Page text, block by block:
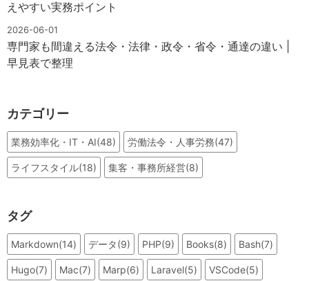
えやすい実務ポイント
2026-06-01
専門家も間違える法令・法律・政令・省令・通達の違い |
早見表で整理
カテゴリー
業務効率化・IT・AI(48) 労働法令・人事労務(47)
ライフスタイル(18) 集客・事務所経営(8)
タグ
Markdown(14) データ(9) PHP(9) Books(8) Bash(7)
Hugo(7) Mac(7) Marp(6) Laravel(5) VSCode(5)